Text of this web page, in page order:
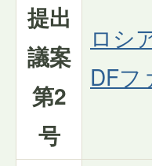
提出
議案
第2
号
ロシ
DFフ